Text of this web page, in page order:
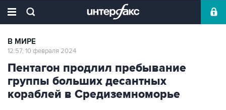
В МИРЕ
12:57, 10 февраля 2024
Пентагон продлил пребывание
группы больших десантных
кораблей в Средиземноморье